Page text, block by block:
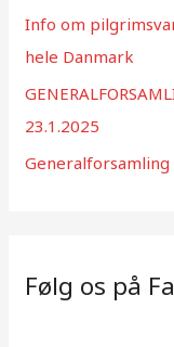
Info om
hele Danmark
23.1.2025
Følg os på